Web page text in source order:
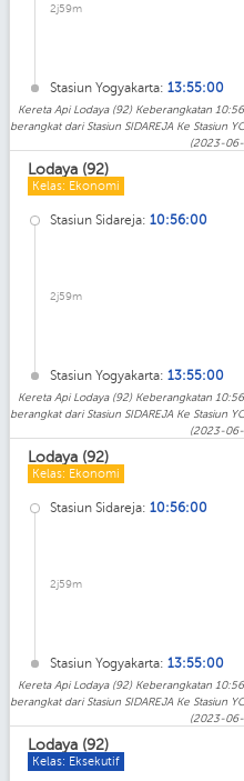
2j59m
Stasiun Yogyakarta: 13:55:00
Kereta Api Lodaya (92) Keberangkatan
berangkat dari Stasiun SIDAREJA Ke Stasiun
(2023-
Lodaya (92)
Kelas: Ekonomi
Stasiun Sidareja: 10:56:00
2j59m
Stasiun Yogyakarta: 13:55:00
Kereta Api Lodaya (92) Keberangkatan
berangkat dari Stasiun SIDAREJA Ke Stasiun
(2023-
Lodaya (92)
Kelas: Ekonomi
Stasiun Sidareja: 10:56:00
2j59m
Stasiun Yogyakarta: 13:55:00
Kereta Api Lodaya (92) Keberangkatan
berangkat dari Stasiun SIDAREJA Ke Stasiun
(2023-
Lodaya (92)
Kelas: Eksekutif